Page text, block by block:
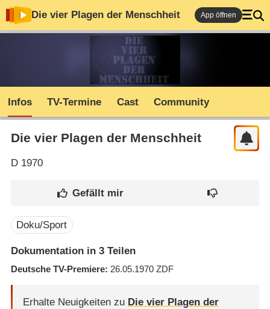
Die vier Plagen der Menschheit App öffnen
Infos TV-Termine Cast Community
Die vier Plagen der Menschheit
D1970
Doku/Sport
Dokumentation in 3 Teilen
Deutsche TV-Premiere 26.05.1970 ZDF
Erhalte Neuigkeiten zu Die vier Plagen der